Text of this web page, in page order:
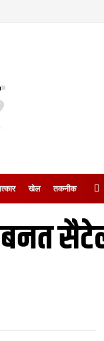
खेल तकनीक